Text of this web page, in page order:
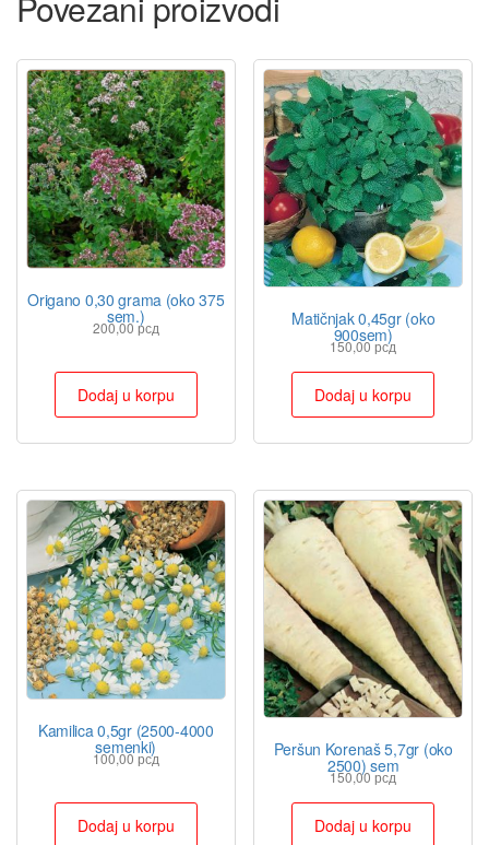
Origano 0,30 grama (oko 375
sem.)
200,00рсд
Dodaj u korpu
Matičnjak 0,45gr (oko
900sem)
150,00рсд
Dodaj u korpu
Kamilica 0,5gr (2500-4000
semenki)
100,00рсд
Dodaj u korpu
Peršun Korenaš 5,7gr (oko
2500) sem
150,00рсд
Dodaj u korpu